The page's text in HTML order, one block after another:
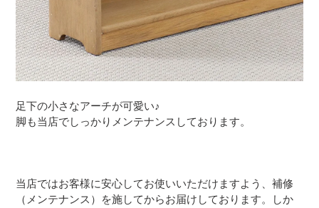
足下の小さなアーチが可愛い♪
脚も当店でしっかりメンテナンスしております。
当店ではお客様に安心してお使いいただけますよう、補修
（メンテナンス）を施してからお届けしております。しか